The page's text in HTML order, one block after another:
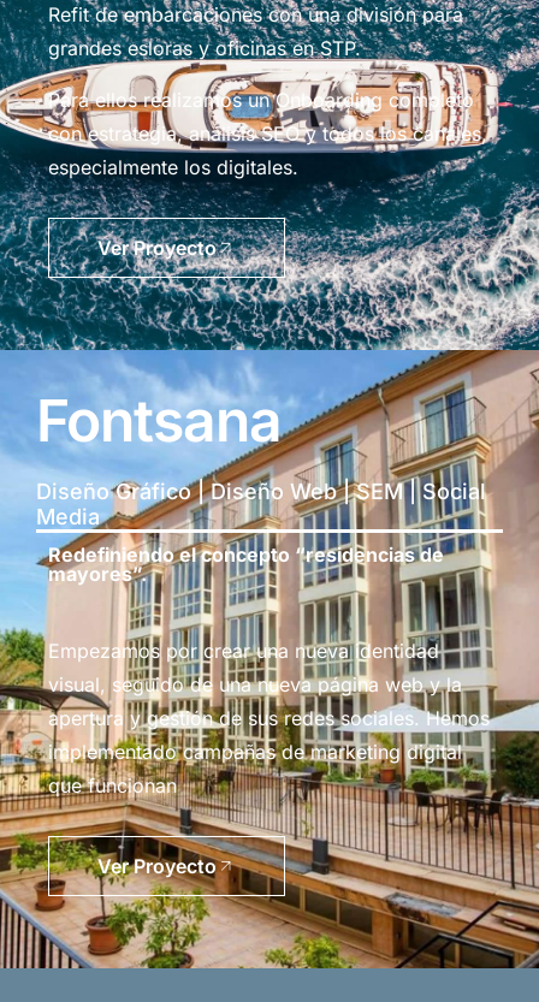
Refit de embarcaciones con una división para
grandes esloras y oficinas en STP.
Para ellos realizamos un Onboarding completo
con estrategia, análisis SEO y todos los canales,
especialmente los digitales.
Ver Proyecto
Fontsana
Diseño Gráfico | Diseño Web | SEM | Social
Media
Redefiniendo el concepto “residencias de
mayores”.
Empezamos por crear una nueva identidad
visual, seguido de una nueva página web y la
apertura y gestión de sus redes sociales. Hemos
implementado campañas de marketing digital
que funcionan
Ver Proyecto